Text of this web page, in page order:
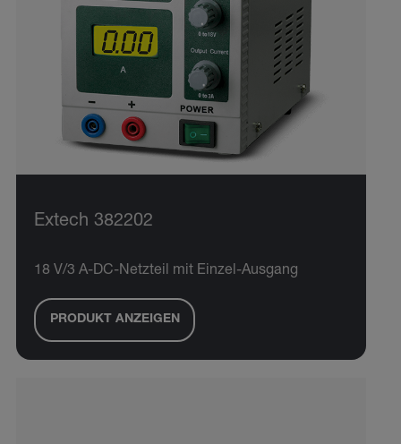
Extech 382202
18 V/3 A-DC-Netzteil mit Einzel-Ausgang
PRODUKT ANZEIGEN